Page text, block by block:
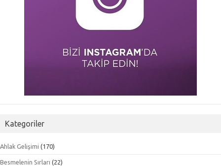
Kategoriler
Ahlak Gelişimi (170)
Besmelenin Sırları (22)